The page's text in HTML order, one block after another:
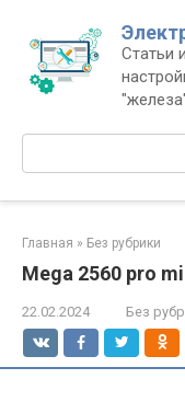
контенту
Статьи
Поиск:
Главная » Без рубрики
Mega 2560 pro
22.02.2024 Без